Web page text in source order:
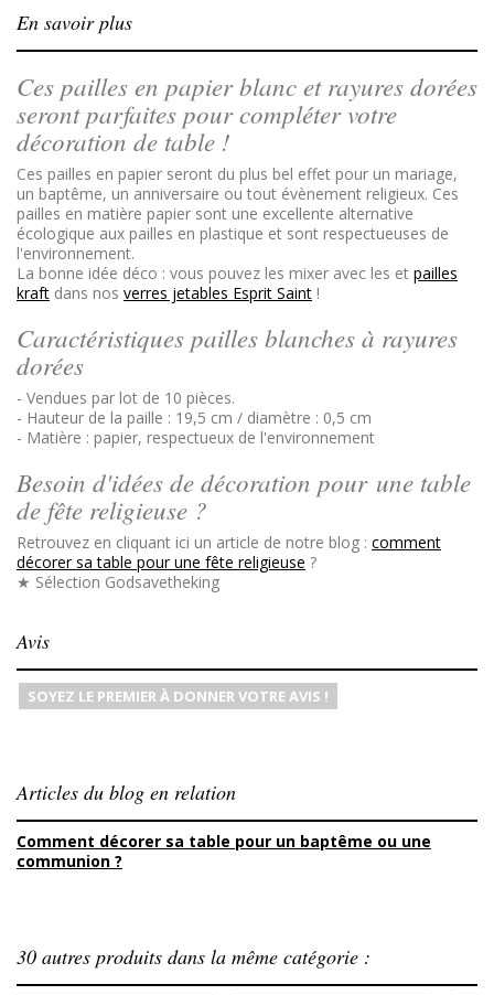
En savoir plus
Ces pailles en papier blanc et rayures dorées
seront parfaites pour compléter votre
décoration de table !
Ces pailles en papier seront du plus bel effet pour un mariage,
un baptême, un anniversaire ou tout évènement religieux. Ces
pailles en matière papier sont une excellente alternative
écologique aux pailles en plastique et sont respectueuses de
l'environnement.
La bonne idée déco : vous pouvez les mixer avec les et pailles
kraft dans nos verres jetables Esprit Saint !
Caractéristiques pailles blanches à rayures
dorées
- Vendues par lot de 10 pièces.
- Hauteur de la paille : 19,5 cm / diamètre : 0,5 cm
- Matière : papier, respectueux de l'environnement
Besoin d'idées de décoration pour une table
de fête religieuse ?
Retrouvez en cliquant ici un article de notre blog : comment
décorer sa table pour une fête religieuse ?
★ Sélection Godsavetheking
Avis
SOYEZ LE PREMIER À DONNER VOTRE AVIS !
Articles du blog en relation
Comment décorer sa table pour un baptême ou une
communion ?
30 autres produits dans la même catégorie :